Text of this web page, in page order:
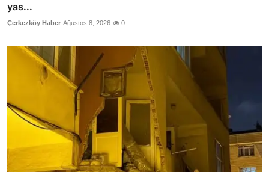
yas...
Çerkezköy Haber Ağustos 8, 2026 0